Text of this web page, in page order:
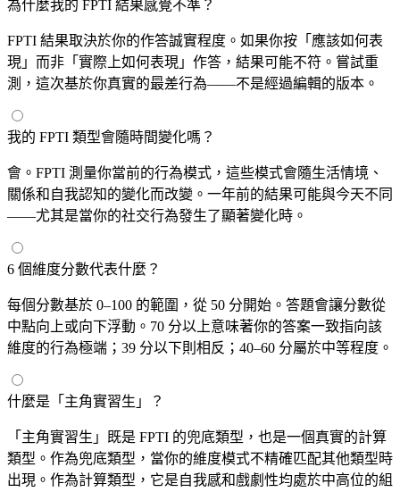
為什麼我的 FPTI 結果感覺不準？
FPTI 結果取決於你的作答誠實程度。如果你按「應該如何表
現」而非「實際上如何表現」作答，結果可能不符。嘗試重
測，這次基於你真實的最差行為——不是經過編輯的版本。
我的 FPTI 類型會隨時間變化嗎？
會。FPTI 測量你當前的行為模式，這些模式會隨生活情境、
關係和自我認知的變化而改變。一年前的結果可能與今天不同
——尤其是當你的社交行為發生了顯著變化時。
6 個維度分數代表什麼？
每個分數基於 0–100 的範圍，從 50 分開始。答題會讓分數從
中點向上或向下浮動。70 分以上意味著你的答案一致指向該
維度的行為極端；39 分以下則相反；40–60 分屬於中等程度。
什麼是「主角實習生」？
「主角實習生」既是 FPTI 的兜底類型，也是一個真實的計算
類型。作為兜底類型，當你的維度模式不精確匹配其他類型時
出現。作為計算類型，它是自我感和戲劇性均處於中高位的組